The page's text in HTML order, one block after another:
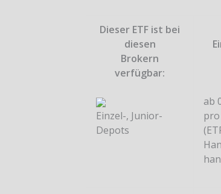
Dieser ETF ist bei
diesen
Brokern
verfügbar:
Einzel-, Junior-
Depots
ab